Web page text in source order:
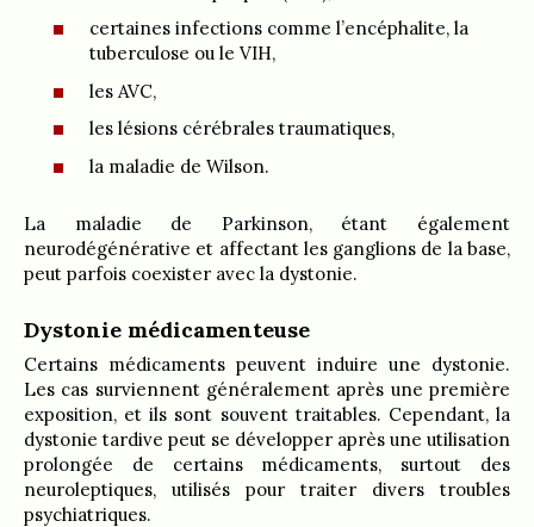
certaines infections comme l’encéphalite, la
tuberculose ou le VIH,
les AVC,
les lésions cérébrales traumatiques,
la maladie de Wilson.
La maladie de Parkinson, étant également
neurodégénérative et affectant les ganglions de la base,
peut parfois coexister avec la dystonie.
Dystonie médicamenteuse
Certains médicaments peuvent induire une dystonie.
Les cas surviennent généralement après une première
exposition, et ils sont souvent traitables. Cependant, la
dystonie tardive peut se développer après une utilisation
prolongée de certains médicaments, surtout des
neuroleptiques, utilisés pour traiter divers troubles
psychiatriques.